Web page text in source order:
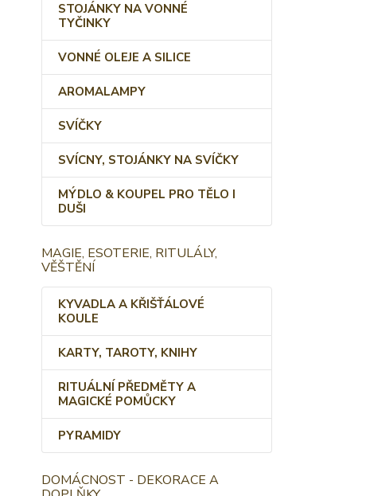
STOJÁNKY NA VONNÉ
TYČINKY
VONNÉ OLEJE A SILICE
AROMALAMPY
SVÍČKY
SVÍCNY, STOJÁNKY NA SVÍČKY
MÝDLO & KOUPEL PRO TĚLO I
DUŠI
MAGIE, ESOTERIE, RITULÁLY,
VĚŠTĚNÍ
KYVADLA A KŘIŠŤÁLOVÉ
KOULE
KARTY, TAROTY, KNIHY
RITUÁLNÍ PŘEDMĚTY A
MAGICKÉ POMŮCKY
PYRAMIDY
DOMÁCNOST - DEKORACE A